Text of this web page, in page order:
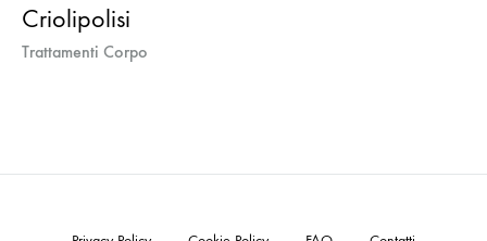
Criolipolisi
Trattamenti Corpo